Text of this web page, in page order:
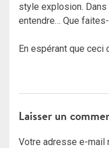
style explosion.
entendre… Que
En espérant que ceci
Laisser un
Votre adresse e-mail